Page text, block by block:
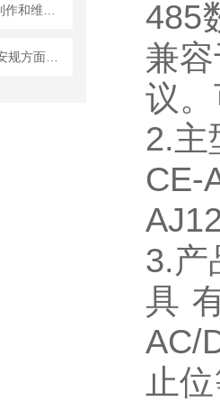
485
兼
议
2.主
CE-
3.产
具
AC/
止